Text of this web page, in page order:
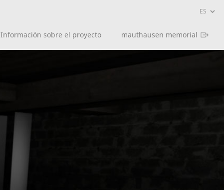
Información sobre el proyecto mauthausen memorial